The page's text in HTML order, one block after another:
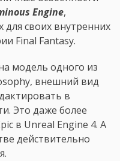
Engine,
для своих внутренних
Final Fantasy.
модель одного из
внешний вид
в
Это даже более
в Unreal Engine 4. А
действительно